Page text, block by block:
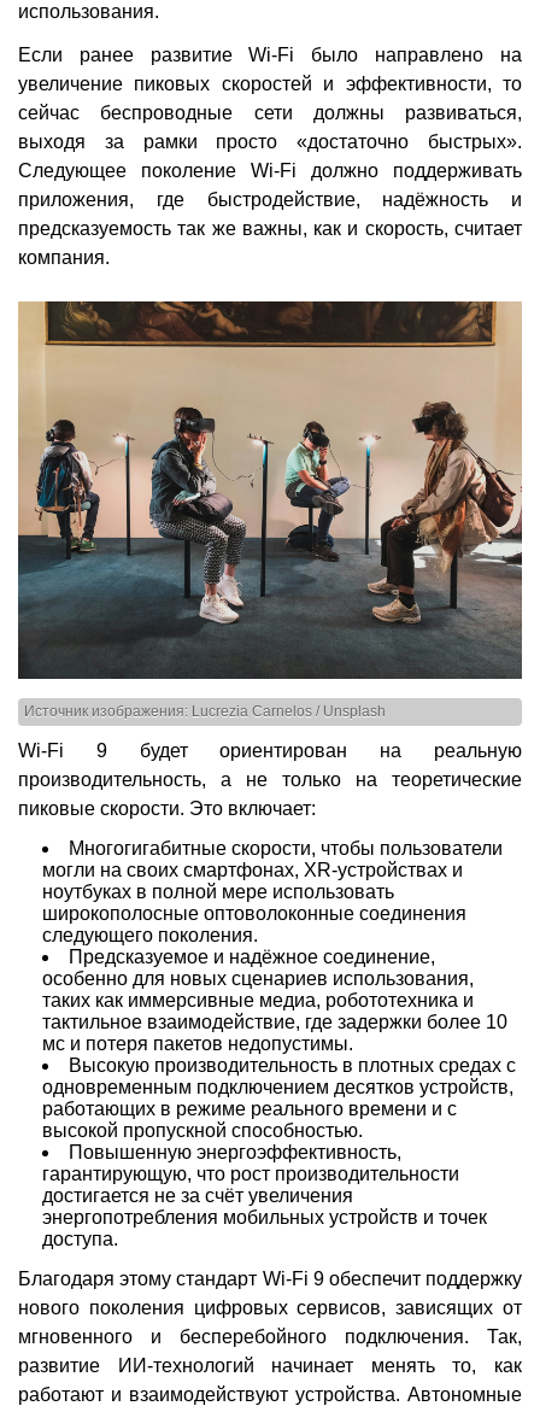
использования.
Если ранее развитие Wi-Fi было направлено на
увеличение пиковых скоростей и эффективности, то
сейчас беспроводные сети должны развиваться,
выходя за рамки просто «достаточно быстрых».
Следующее поколение Wi-Fi должно поддерживать
приложения, где быстродействие, надёжность и
предсказуемость так же важны, как и скорость, считает
компания.
Источник изображения: Lucrezia Carnelos / Unsplash
Wi-Fi 9 будет ориентирован на реальную
производительность, а не только на теоретические
пиковые скорости. Это включает:
Многогигабитные скорости, чтобы пользователи
могли на своих смартфонах, XR-устройствах и
ноутбуках в полной мере использовать
широкополосные оптоволоконные соединения
следующего поколения.
Предсказуемое и надёжное соединение,
особенно для новых сценариев использования,
таких как иммерсивные медиа, робототехника и
тактильное взаимодействие, где задержки более 10
мс и потеря пакетов недопустимы.
Высокую производительность в плотных средах с
одновременным подключением десятков устройств,
работающих в режиме реального времени и с
высокой пропускной способностью.
Повышенную энергоэффективность,
гарантирующую, что рост производительности
достигается не за счёт увеличения
энергопотребления мобильных устройств и точек
доступа.
Благодаря этому стандарт Wi-Fi 9 обеспечит поддержку
нового поколения цифровых сервисов, зависящих от
мгновенного и бесперебойного подключения. Так,
развитие ИИ-технологий начинает менять то, как
работают и взаимодействуют устройства. Автономные